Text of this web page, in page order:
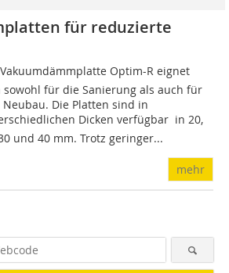
für reduzierte
Optim-R eignet
sowohl für die Sanierung als auch für
Neubau. Die Platten sind in
Dicken verfügbar  in 20,
und 40 mm. Trotz geringer...
mehr